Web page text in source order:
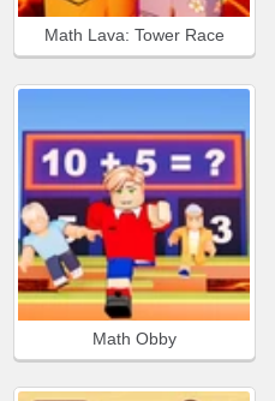
Math Lava: Tower Race
Math Obby